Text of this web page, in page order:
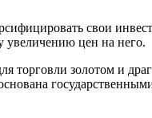
свои
увеличению цен на него.
торговли золотом и